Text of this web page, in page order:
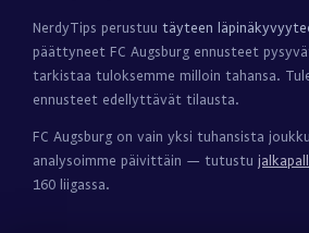
NerdyTips perustuu täyteen
päättyneet FC Augsburg ennusteet
tarkistaa tuloksemme milloin tahansa.
ennusteet edellyttävät tilausta.
FC Augsburg on vain yksi tuhansista
analysoimme päivittäin — tutustu
160 liigassa.